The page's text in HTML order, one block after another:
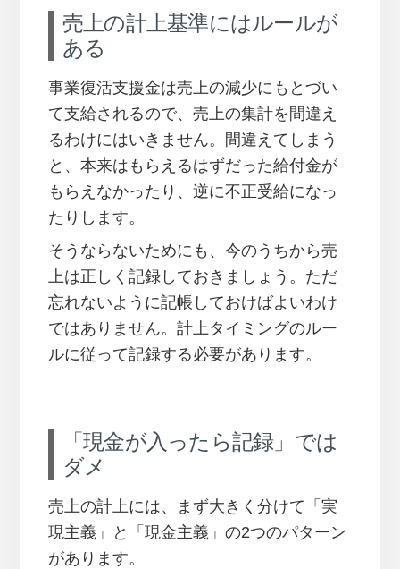
売上の計上基準にはルールが
ある
事業復活支援金は売上の減少にもとづい
て支給されるので、売上の集計を間違え
るわけにはいきません。間違えてしまう
と、本来はもらえるはずだった給付金が
もらえなかったり、逆に不正受給になっ
たりします。
そうならないためにも、今のうちから売
上は正しく記録しておきましょう。ただ
忘れないように記帳しておけばよいわけ
ではありません。計上タイミングのルー
ルに従って記録する必要があります。
「現金が入ったら記録」では
ダメ
売上の計上には、まず大きく分けて「実
現主義」と「現金主義」の2つのパターン
があります。